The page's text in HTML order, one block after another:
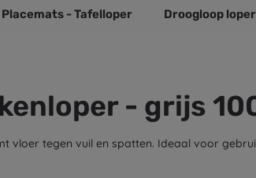
Placemats - Tafelloper Droogloop loper
- grijs
vloer tegen vuil en spatten. Ideaal voor